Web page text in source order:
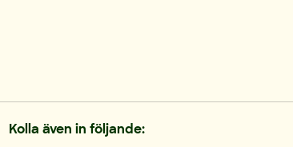
Kolla även in följande: